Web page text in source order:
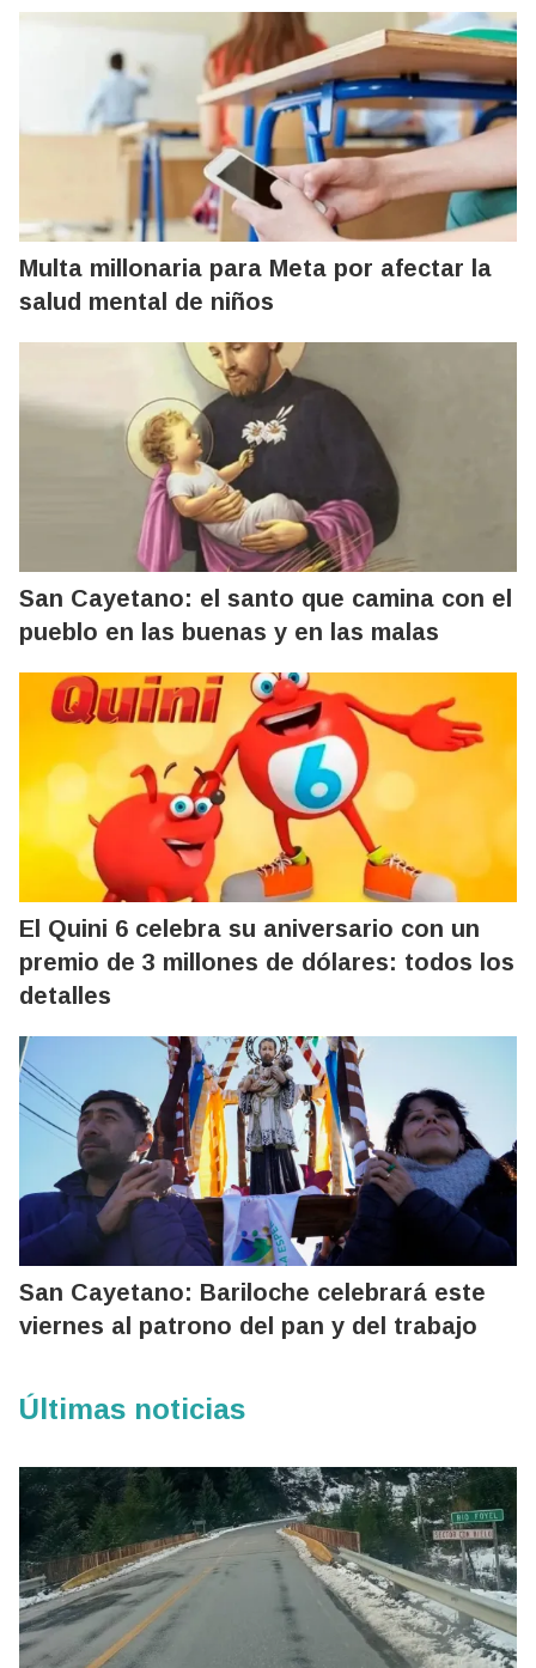
Multa millonaria para Meta por afectar la
salud mental de niños
San Cayetano: el santo que camina con el
pueblo en las buenas y en las malas
El Quini 6 celebra su aniversario con un
premio de 3 millones de dólares: todos los
detalles
San Cayetano: Bariloche celebrará este
viernes al patrono del pan y del trabajo
Últimas noticias